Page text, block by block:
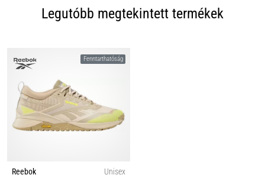
Legutóbb megtekintett termékek
Fenntarthatóság
Reebok
Unisex